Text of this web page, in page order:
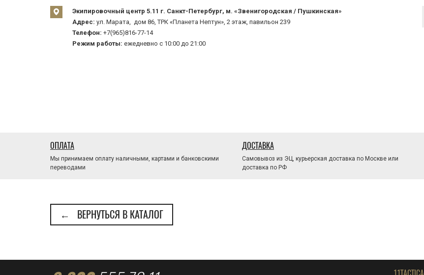
Экипировочный центр 5.11 г. Санкт-Петербург, м. «Звенигородская / Пушкинская»
Адрес: ул. Марата, дом 86, ТРК «Планета Нептун», 2 этаж, павильон 239
Телефон: +7(965)816-77-14
Режим работы: ежедневно с 10:00 до 21:00
ОПЛАТА
Мы принимаем оплату наличными, картами и банковскими
переводами
ДОСТАВКА
Самовывоз из ЭЦ, курьерская доставка по Москве или
доставка по РФ
← ВЕРНУТЬСЯ В КАТАЛОГ